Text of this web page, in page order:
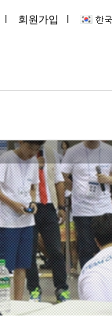
회원가입 l
l